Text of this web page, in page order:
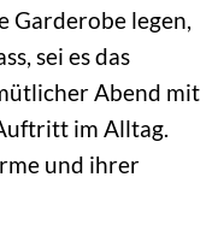
Garderobe legen,
sei es das
Abend mit
im Alltag.
und ihrer